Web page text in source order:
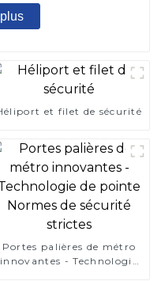
et filet de sécurité
Portes palières de métro
innovantes - Technologie